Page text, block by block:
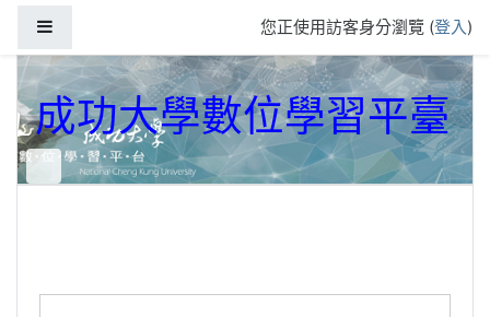
您正使用訪客身分瀏覽 (登入)
成功大學數位學習平臺